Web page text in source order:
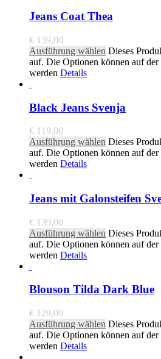
Jeans Coat Thea
€ 139,00
Ausführung wählen Dieses
auf. Die Optionen können auf
werden Details
Black Jeans Svenja
€ 119,00
Ausführung wählen Dieses
auf. Die Optionen können auf
werden Details
Jeans mit Galonsteifen
€ 139,00
Ausführung wählen Dieses
auf. Die Optionen können auf
werden Details
Blouson Tilda Dark Blue
€ 129,00
Ausführung wählen Dieses
auf. Die Optionen können auf
werden Details